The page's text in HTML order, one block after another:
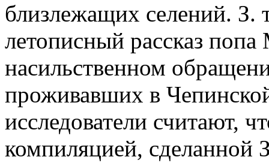
близлежащих селений. З.
летописный рассказ
насильственном
проживавших в
исследователи считают,
компиляцией, сделанной